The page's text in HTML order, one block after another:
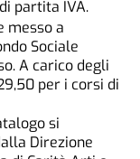
partita IVA.
messo a
Sociale
A carico degli
per i corsi di
si
Direzione